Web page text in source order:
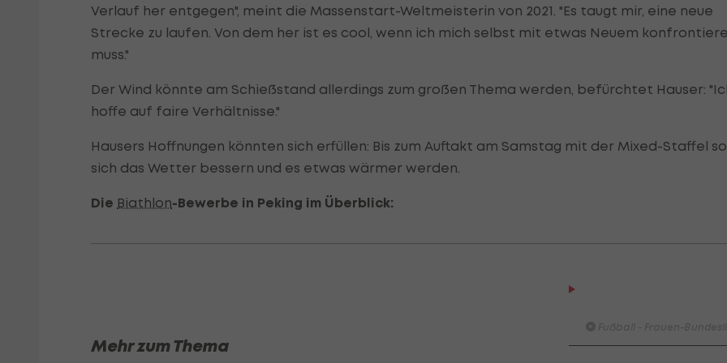
Verlauf her entgegen", meint die Massenstart-Weltmeisterin von 2021. "Es taugt mir, eine neue
Strecke zu laufen. Von dem her ist es cool, wenn ich mich selbst mit etwas Neuem
muss."
Der Wind könnte am Schießstand allerdings zum großen Thema werden, befürchtet Hauser:
hoffe auf faire Verhältnisse."
Hausers Hoffnungen könnten sich erfüllen: Bis zum Auftakt am Samstag mit der Mixed-Staffel
sich das Wetter bessern und es etwas wärmer werden.
Die Biathlon-Bewerbe in Peking im Überblick:
Mehr zum Thema